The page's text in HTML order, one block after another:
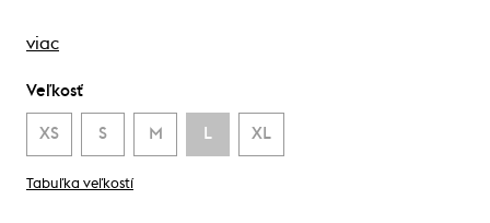
viac
Veľkosť
XS S M L XL
Tabuľka veľkostí